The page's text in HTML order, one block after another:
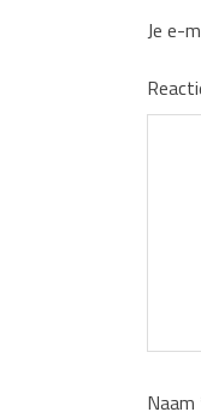
Je e-
Naam